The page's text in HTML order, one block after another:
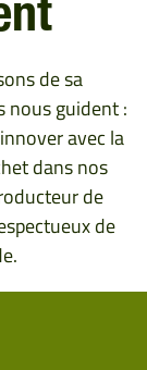
de sa
nous guident :
avec la
dans nos
de
de